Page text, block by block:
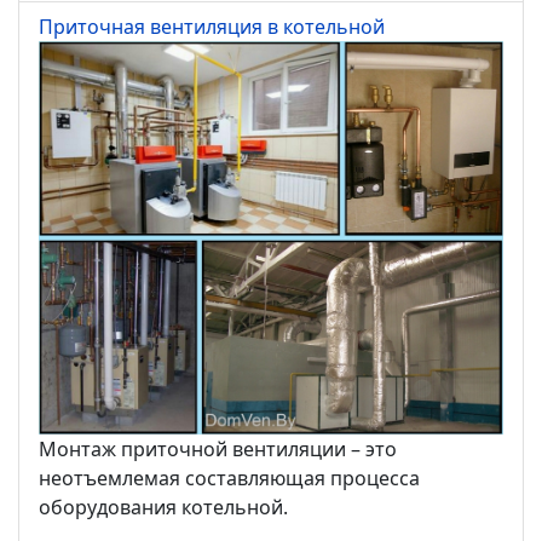
Приточная вентиляция в котельной
Монтаж приточной вентиляции – это
неотъемлемая составляющая процесса
оборудования котельной.